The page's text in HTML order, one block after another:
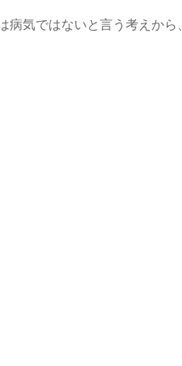
病気ではないと言う考えから、